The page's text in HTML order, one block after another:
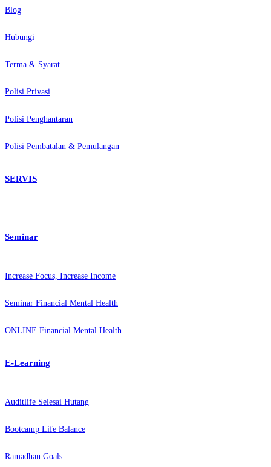
Blog
Hubungi
Terma & Syarat
Polisi Privasi
Polisi Penghantaran
Polisi Pembatalan & Pemulangan
SERVIS
Seminar
Increase Focus, Increase Income
Seminar Financial Mental Health
ONLINE Financial Mental Health
E-Learning
Auditlife Selesai Hutang
Bootcamp Life Balance
Ramadhan Goals